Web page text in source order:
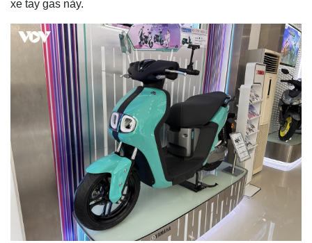
Thể thao
Lịch thi đấu bóng đá
Thế giới thể thao
eSports
Hậu trường
Ô tô - Xe máy
Ô tô
Xe máy
Tư vấn
xe tay gas này.